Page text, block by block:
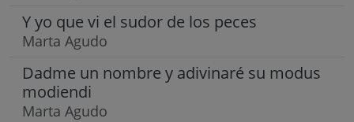
Y yo que vi el sudor de los peces
Marta Agudo
Dadme un nombre y adivinaré su modus
modiendi
Marta Agudo